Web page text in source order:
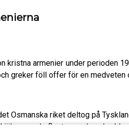
kristna armenier under perioden
greker föll offer för en
Osmanska riket deltog på